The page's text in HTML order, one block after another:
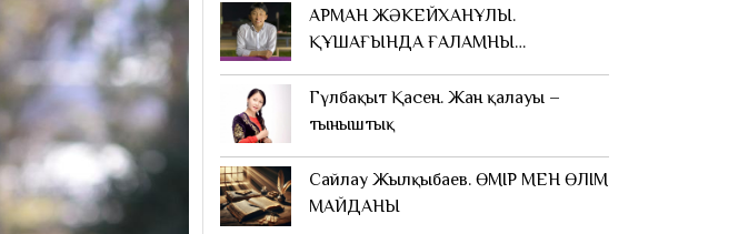
АРМАН ЖӘКЕЙХАНҰЛЫ.
ҚҰШАҒЫНДА ҒАЛАМНЫҢ
Гүлбақыт Қасен. Жан қалауы –
тыныштық
Сайлау Жылқыбаев. ӨМІР МЕН ӨЛІМ
МАЙДАНЫ